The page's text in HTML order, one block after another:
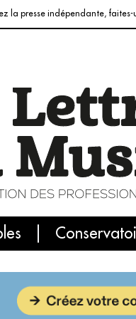
la presse indépendante, faites-
Le numéro